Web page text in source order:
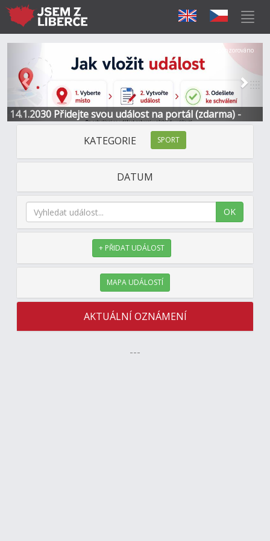
14.1.2030 Přidejte svou událost na portál (zdarma) -
Informace a kontakt
Další
Sponzorováno
KATEGORIE SPORT
DATUM
OK
+ PŘIDAT UDÁLOST
MAPA UDÁLOSTÍ
AKTUÁLNÍ OZNÁMENÍ
---